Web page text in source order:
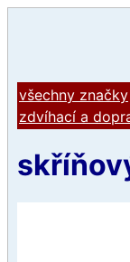
všechny značky
zdvíhací a